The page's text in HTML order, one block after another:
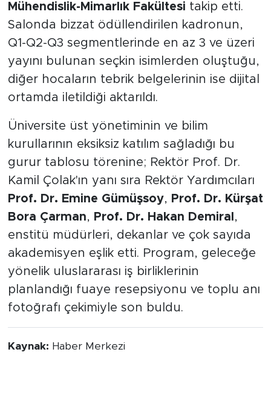
Mühendislik-Mimarlık Fakültesi takip etti.
Salonda bizzat ödüllendirilen kadronun,
Q1-Q2-Q3 segmentlerinde en az 3 ve üzeri
yayını bulunan seçkin isimlerden oluştuğu,
diğer hocaların tebrik belgelerinin ise dijital
ortamda iletildiği aktarıldı.
Üniversite üst yönetiminin ve bilim
kurullarının eksiksiz katılım sağladığı bu
gurur tablosu törenine; Rektör Prof. Dr.
Kamil Çolak'ın yanı sıra Rektör Yardımcıları
Prof. Dr. Emine Gümüşsoy, Prof. Dr. Kürşat
Bora Çarman, Prof. Dr. Hakan Demiral ,
enstitü müdürleri, dekanlar ve çok sayıda
akademisyen eşlik etti. Program, geleceğe
yönelik uluslararası iş birliklerinin
planlandığı fuaye resepsiyonu ve toplu anı
fotoğrafı çekimiyle son buldu.
Kaynak: Haber Merkezi